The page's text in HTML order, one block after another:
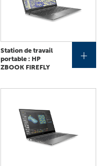
Station de travail
portable : HP
ZBOOK FIREFLY
+